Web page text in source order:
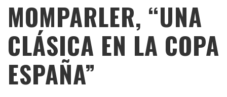
MOMPARLER, “UNA
CLÁSICA EN LA COPA
ESPAÑA”